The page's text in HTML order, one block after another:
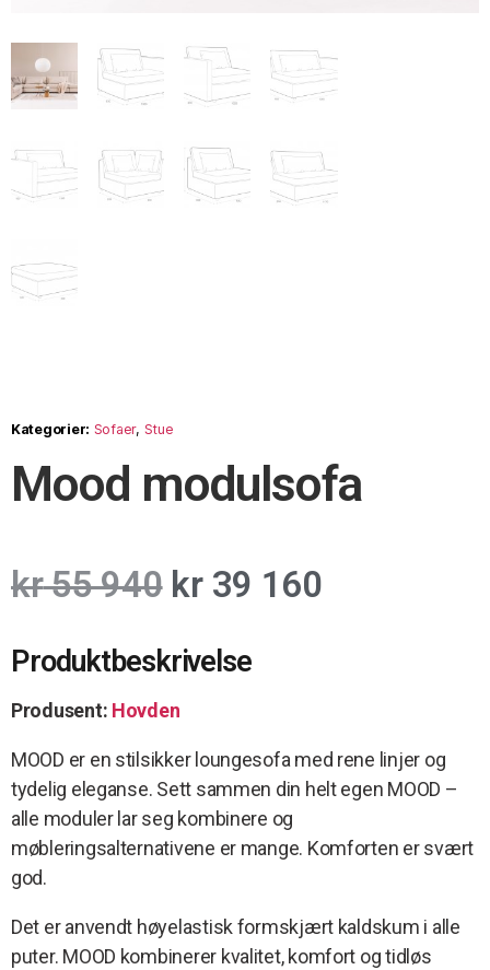
Kategorier: Sofaer, Stue
Mood modulsofa
kr55 940 kr39 160
Produktbeskrivelse
Produsent: Hovden
MOOD er en stilsikker loungesofa med rene linjer og
tydelig eleganse. Sett sammen din helt egen MOOD –
alle moduler lar seg kombinere og
møbleringsalternativene er mange. Komforten er svært
god.
Det er anvendt høyelastisk formskjært kaldskum i alle
puter. MOOD kombinerer kvalitet, komfort og tidløs